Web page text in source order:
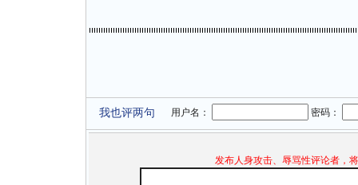
我也评两句 用户名： 密码：
发布人身攻击、辱骂性评论者，